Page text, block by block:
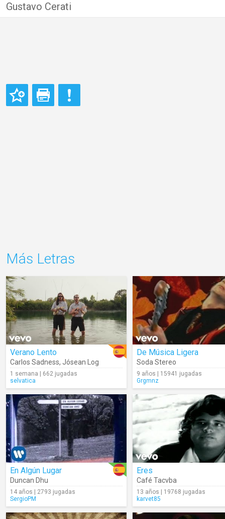
Gustavo Cerati
Más Letras
Verano Lento
Carlos Sadness, Jósean Log
1 semana | 662 jugadas
selvatica
De Música Ligera
Soda Stereo
9 años | 15941 jugadas
Grgmnz
En Algún Lugar
Duncan Dhu
14 años | 2793 jugadas
SergioPM
Eres
Café Tacvba
13 años | 19768 jugadas
karvet85